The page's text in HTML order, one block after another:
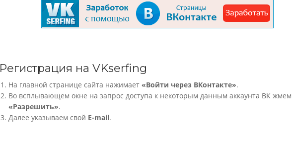
Регистрация на VKserfing
На главной странице сайта нажимает «Войти через ВКонтакте».
Во всплывающем окне на запрос доступа к некоторым данным аккаунта ВК жмем
«Разрешить».
Далее указываем свой E-mail.